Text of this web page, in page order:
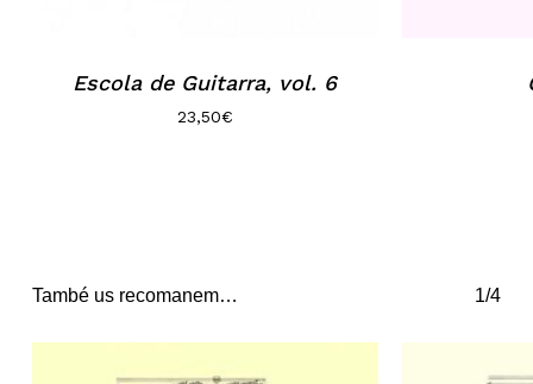
Escola de Guitarra, vol. 6
23,50€
També us recomanem… 1/4